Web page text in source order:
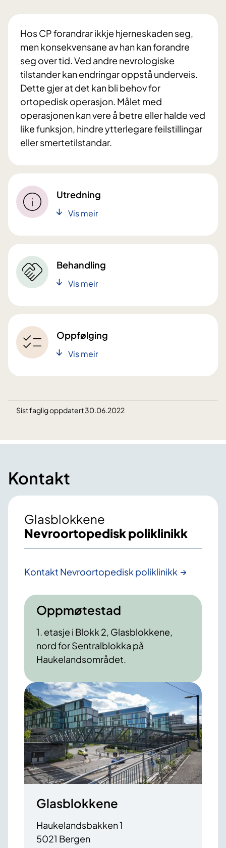
Hos CP forandrar ikkje hjerneskaden seg,
men konsekvensane av han kan forandre
seg over tid. Ved andre nevrologiske
tilstander kan endringar oppstå underveis.
Dette gjer at det kan bli behov for
ortopedisk operasjon. Målet med
operasjonen kan vere å betre eller halde ved
like funksjon, hindre ytterlegare feilstillingar
eller smertetilstandar.
Utredning
Vis meir
Behandling
Vis meir
Oppfølging
Vis meir
Sist faglig oppdatert 30.06.2022
Kontakt
Glasblokkene
Nevroortopedisk poliklinikk
Kontakt Nevroortopedisk poliklinikk
Oppmøtestad
1. etasje i Blokk 2, Glasblokkene,
nord for Sentralblokka på
Haukelandsområdet.
Glasblokkene
Haukelandsbakken 1
5021 Bergen